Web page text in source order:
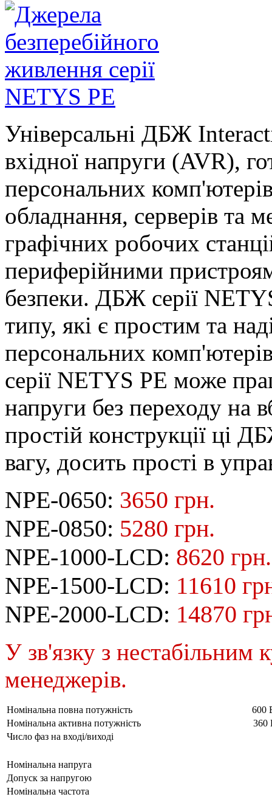
Універсальні ДБЖ
вхідної напруги (AVR),
персональних
обладнання, серверів та
графічних робочих
периферійними
безпеки. ДБЖ серії
типу, які є простим та
персональних
серії NETYS PE може
напруги без переходу на
простій конструкції ці
вагу, досить прості в
NPE-0650: 3650 грн.
NPE-0850: 5280 грн.
NPE-1000-LCD: 8620 грн.
NPE-1500-LCD: 11610
NPE-2000-LCD: 14870
У зв'язку з нестабільним
менеджерів.
Номінальна повна потужність
600
Номінальна активна потужність
360
Число фаз на вході/виході
Номінальна напруга
Допуск за напругою
Номінальна частота